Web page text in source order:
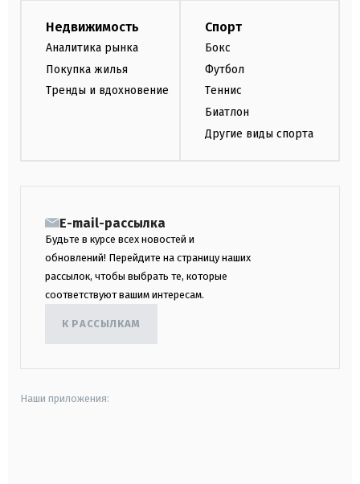
Недвижимость
Аналитика рынка
Покупка жилья
Тренды и вдохновение
Спорт
Бокс
Футбол
Теннис
Биатлон
Другие виды спорта
E-mail-рассылка
Будьте в курсе всех новостей и
обновлений! Перейдите на страницу наших
рассылок, чтобы выбрать те, которые
соответствуют вашим интересам.
К РАССЫЛКАМ
Наши приложения: